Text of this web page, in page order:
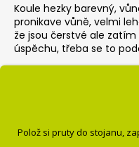
Koule hezky barevný,
pronikave vůně, velmi
že jsou čerstvé ale
úspěchu, třeba se to
Polož si pruty do stojanu,